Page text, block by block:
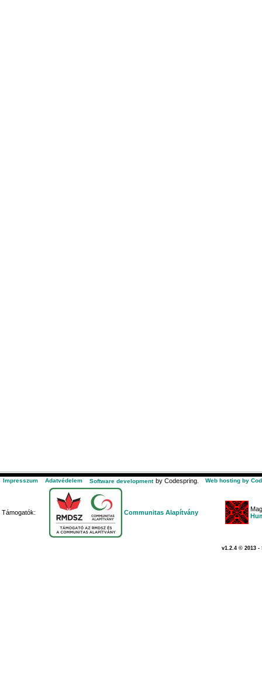
Impresszum Adatvédelem Software development by Codespring. Web hosting by
Támogatók: Communitas Alapítvány
v1.2.4 © 2013